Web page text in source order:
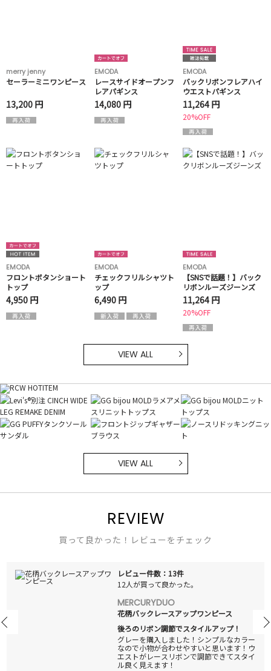
merry jenny
セーラーミニワンピース
13,200 円
EMODA
レースサイドオープンフ
レアパギンス
14,080 円
EMODA
バックリボンフレアハイ
ウエストパギンス
11,264 円
20%OFF
EMODA
フロントボタンショート
トップ
4,950 円
EMODA
チェックフリルシャツト
ップ
6,490 円
EMODA
【SNSで話題！】バック
リボンルーズジーンズ
11,264 円
20%OFF
VIEW ALL
VIEW ALL
REVIEW
買って良かった！レビューをチェック
レビュー件数：13件
12人が買って良かった。
MERCURYDUO
花柄バックレースアップワンピース
後ろのリボン調節でスタイルアップ！
グレーを購入しました！シンプルなカラー
なので小物が合わせやすいと思います！ウ
エストがレースリボンで調節できてスタイ
ル良く見えます！